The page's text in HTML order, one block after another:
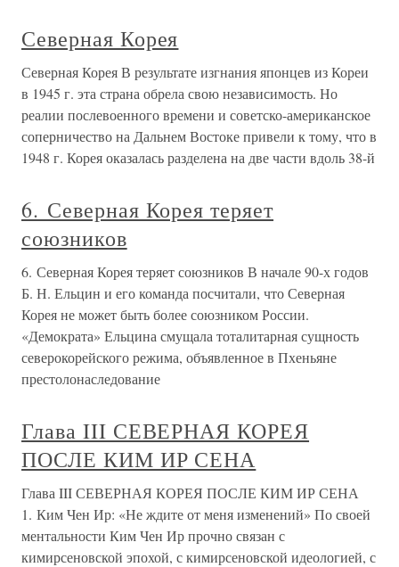
Северная Корея
Северная Корея В результате изгнания японцев из Кореи
в 1945 г. эта страна обрела свою независимость. Но
реалии послевоенного времени и советско-американское
соперничество на Дальнем Востоке привели к тому, что в
1948 г. Корея оказалась разделена на две части вдоль 38-й
6. Северная Корея теряет
союзников
6. Северная Корея теряет союзников В начале 90-х годов
Б. Н. Ельцин и его команда посчитали, что Северная
Корея не может быть более союзником России.
«Демократа» Ельцина смущала тоталитарная сущность
северокорейского режима, объявленное в Пхеньяне
престолонаследование
Глава III СЕВЕРНАЯ КОРЕЯ
ПОСЛЕ КИМ ИР СЕНА
Глава III СЕВЕРНАЯ КОРЕЯ ПОСЛЕ КИМ ИР СЕНА
1. Ким Чен Ир: «Не ждите от меня изменений» По своей
ментальности Ким Чен Ир прочно связан с
кимирсеновской эпохой, с кимирсеновской идеологией, с